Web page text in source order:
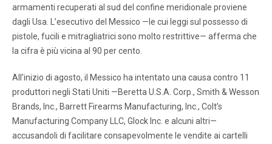
armamenti recuperati al sud del confine meridionale proviene
dagli Usa. L’esecutivo del Messico —le cui leggi sul possesso di
pistole, fucili e mitragliatrici sono molto restrittive— afferma che
la cifra è più vicina al 90 per cento.
All’inizio di agosto, il Messico ha intentato una causa contro 11
produttori negli Stati Uniti —Beretta U.S.A. Corp., Smith & Wesson
Brands, Inc., Barrett Firearms Manufacturing, Inc., Colt’s
Manufacturing Company LLC, Glock Inc. e alcuni altri—
accusandoli di facilitare consapevolmente le vendite ai cartelli